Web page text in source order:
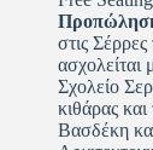
στις
Σχολείο
κιθάρας
Βασδέκη